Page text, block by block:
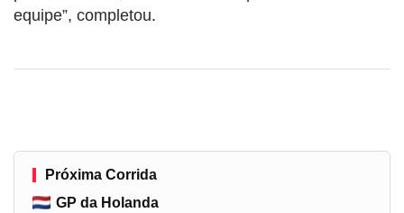
equipe”, completou.
Próxima Corrida
GP da Holanda